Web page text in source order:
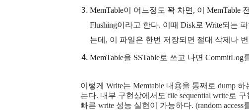
MemTable이 어느정도 꽉 차면, 이 MemTable
Flushing이라고 한다. 이때 Disk로 Write되는
는데, 이 파일은 한번 저장되면 절대 삭제나
MemTable을 SSTable로 쓰고 나면 CommitLog
이렇게 Write는 Memtable 내용을 통째로 dump
는다. 내부 구현상에서도 file sequential write로
빠른 write 성능 실현이 가능하다. (random